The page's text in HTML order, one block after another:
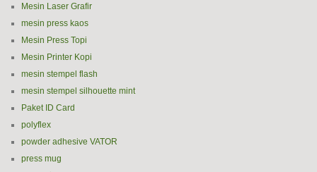
Mesin Laser Grafir
mesin press kaos
Mesin Press Topi
Mesin Printer Kopi
mesin stempel flash
mesin stempel silhouette mint
Paket ID Card
polyflex
powder adhesive VATOR
press mug